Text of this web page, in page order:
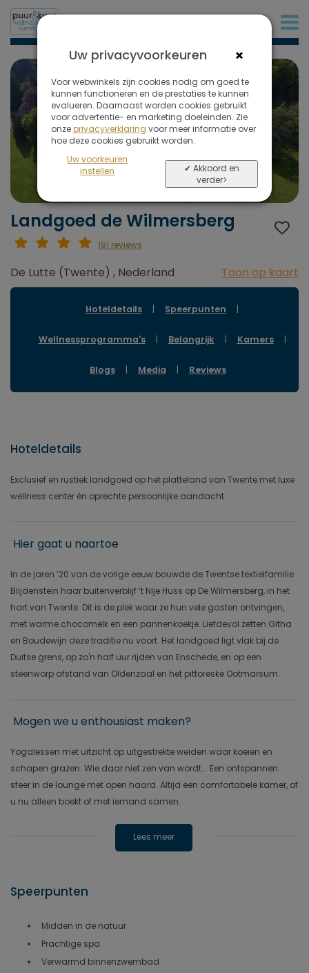
Landgoed de Wilmersberg
191 reviews
De Lutte (Twente) , Nederland Toon op kaart
Hoteldetails | Speerpunten |
Wellnessprogramma's | Belangrijk | Kamers |
Blogs | Media | Reviews
Hoteldetails
Exclusief en rustiek landgoed op het platteland van Twente met luxe
wellness center én oprechte persoonlijke aandacht.
Hier gaat u naartoe
In de jaren ‘20 van de vorige eeuw bouwde de Twentse textielfamilie
Blijdenstein haar buitenverblijf ‘t Nije Huss op De Wilmersberg, in het
hart van Twente. Dit is de plek waar ze hun vele gasten ontvingen,
met warme chocomelk en een pannenkoekje. Liefdevol zetten Githa
en Boudewijn deze traditie nu voort. Het landgoed ligt vlak bij de
Duitse grens, op zo'n half uur rijden van Enschede, en op een
steenworp afstand van Oldenzaal en het pittoreske Ootmarsum.
Mogen we u enthousiast maken?
Yogalessen met uitzicht op uitgestrekte weiden waar koeien en
schapen grazen. Wie daar niet zen van wordt... Een ontspannen
sfeer in de lounge met open haard. Altijd een comfortabele kamer, of
u nu alleen boekt of met iemand samen.
Lees meer
Speerpunten
Midden in de natuur
Prachtige spa
Verwarmd binnenzwembad
×
Uw privacyvoorkeuren
Voor webwinkels zijn cookies nodig om goed te
kunnen functioneren en de prestaties te kunnen
evalueren. Daarnaast worden cookies gebruikt
voor advertentie- en marketing doeleinden. Zie
onzeprivacyverklaring voor meer informatie over
hoe deze cookies gebruikt worden.
Uw voorkeuren
instellen
✔ Akkoord en
verder>